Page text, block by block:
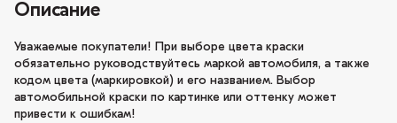
Описание
Уважаемые покупатели! При выборе цвета краски
обязательно руководствуйтесь маркой автомобиля, а также
кодом цвета (маркировкой) и его названием. Выбор
автомобильной краски по картинке или оттенку может
привести к ошибкам!